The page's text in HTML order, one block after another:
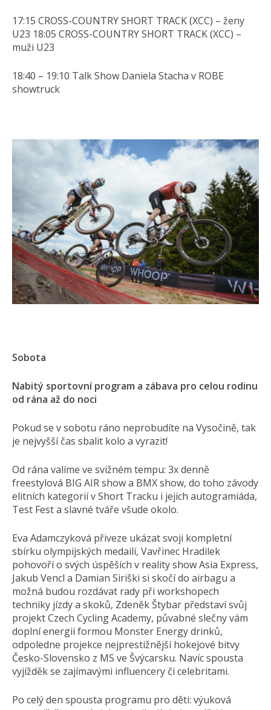
17:15 CROSS-COUNTRY SHORT TRACK (XCC) – ženy
U23 18:05 CROSS-COUNTRY SHORT TRACK (XCC) –
muži U23
​18:40 – 19:10 Talk Show Daniela Stacha v ROBE
showtruck
Sobota
Nabitý sportovní program a zábava pro celou rodinu
od rána až do noci
Pokud se v sobotu ráno neprobudíte na Vysočině, tak
je nejvyšší čas sbalit kolo a vyrazit!
Od rána valíme ve svižném tempu: 3x denně
freestylová BIG AIR show a BMX show, do toho závody
elitních kategorií v Short Tracku i jejich autogramiáda,
Test Fest a slavné tváře všude okolo.
Eva Adamczyková přiveze ukázat svoji kompletní
sbírku olympijských medailí, Vavřinec Hradilek
pohovoří o svých úspěších v reality show Asia Express,
Jakub Vencl a Damian Siriški si skočí do airbagu a
možná budou rozdávat rady při workshopech
techniky jízdy a skoků, Zdeněk Štybar představí svůj
projekt Czech Cycling Academy, půvabné slečny vám
doplní energii formou Monster Energy drinků,
odpoledne projekce nejprestižnější hokejové bitvy
Česko-Slovensko z MS ve Švýcarsku. Navíc spousta
vyjížděk se zajímavými influencery či celebritami.
Po celý den spousta programu pro děti: výuková